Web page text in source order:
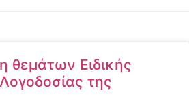
θεμάτων Ειδικής
της